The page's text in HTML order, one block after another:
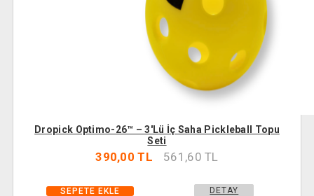
Dropick Optimo-26™ – 3'lü İç Saha Pickleball Topu
Seti
390,00 TL 561,60 TL
SEPETE EKLE DETAY